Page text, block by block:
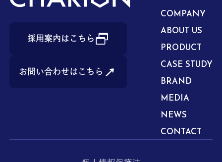
採用案内はこちら
お問い合わせはこちら
COMPANY
ABOUT US
PRODUCT
CASE STUDY
BRAND
MEDIA
NEWS
CONTACT